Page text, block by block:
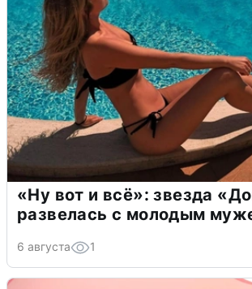
«Ну вот и всё»: звезда
развелась с молодым
6 августа 1